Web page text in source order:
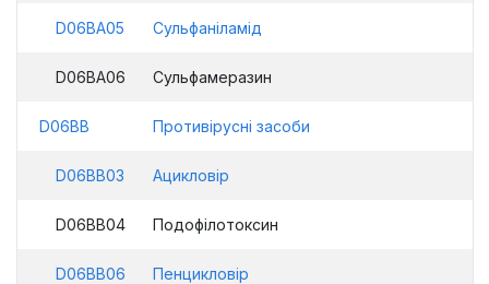
D06BA05 Сульфаніламід
D06BA06 Сульфамеразин
D06BB Противірусні засоби
D06BB03 Ацикловір
D06BB04 Подофілотоксин
D06BB06 Пенцикловір